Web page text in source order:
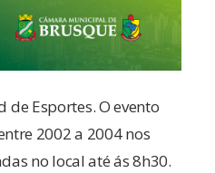
de Esportes. O evento
2002 a 2004 nos
no local até ás 8h30.